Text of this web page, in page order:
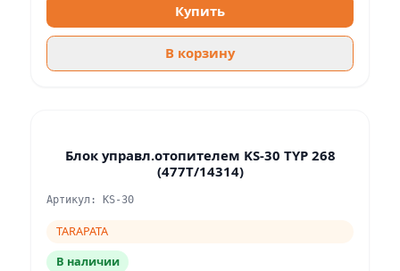
Купить
В корзину
Блок управл.отопителем KS-30 TYP 268
(477T/14314)
Артикул: KS-30
TARAPATA
В наличии